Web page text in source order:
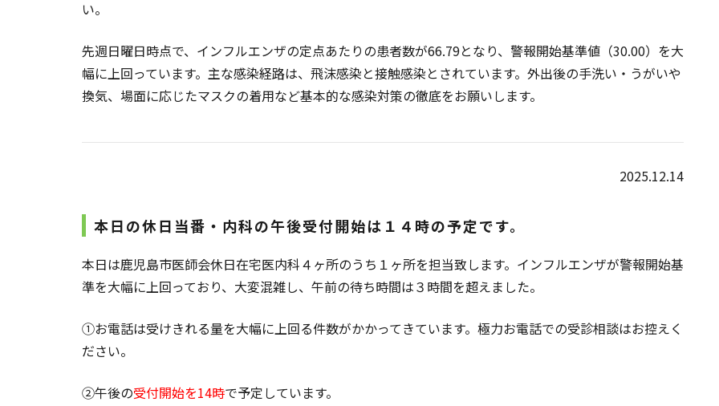
い。
先週日曜日時点で、インフルエンザの定点あたりの患者数が66.79となり、警報開始基準値（30.00）を大
幅に上回っています。主な感染経路は、飛沫感染と接触感染とされています。外出後の手洗い・うがいや
換気、場面に応じたマスクの着用など基本的な感染対策の徹底をお願いします。
2025.12.14
本日の休日当番・内科の午後受付開始は１４時の予定です。
本日は鹿児島市医師会休日在宅医内科４ヶ所のうち１ヶ所を担当致します。インフルエンザが警報開始基
準を大幅に上回っており、大変混雑し、午前の待ち時間は３時間を超えました。
①お電話は受けきれる量を大幅に上回る件数がかかってきています。極力お電話での受診相談はお控えく
ださい。
②午後の受付開始を14時で予定しています。